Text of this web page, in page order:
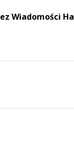
Wiadomości